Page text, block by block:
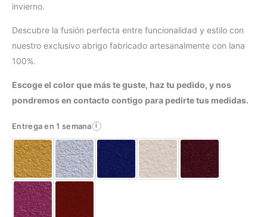
invierno.
Descubre la fusión perfecta entre funcionalidad y estilo con
nuestro exclusivo abrigo fabricado artesanalmente con lana
100%.
Escoge el color que más te guste, haz tu pedido, y nos
pondremos en contacto contigo para pedirte tus medidas.
Entrega en 1 semana i